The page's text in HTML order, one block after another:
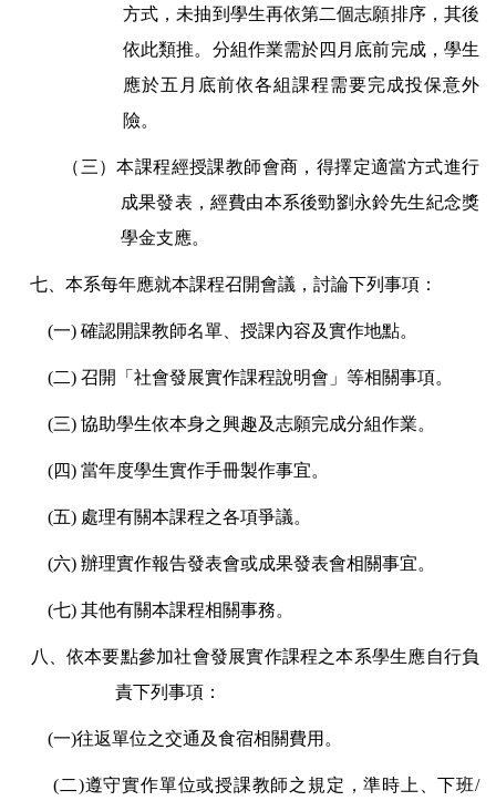
方式，未抽到學生再依第二個志願排序，其後
依此類推。分組作業需於四月底前完成，學生
應於五月底前依各組課程需要完成投保意外
險。
（三）本課程經授課教師會商，得擇定適當方式進行
成果發表，經費由本系後勁劉永鈴先生紀念獎
學金支應。
七、本系每年應就本課程召開會議，討論下列事項：
(一) 確認開課教師名單、授課內容及實作地點。
(二) 召開「社會發展實作課程說明會」等相關事項。
(三) 協助學生依本身之興趣及志願完成分組作業。
(四) 當年度學生實作手冊製作事宜。
(五) 處理有關本課程之各項爭議。
(六) 辦理實作報告發表會或成果發表會相關事宜。
(七) 其他有關本課程相關事務。
八、依本要點參加社會發展實作課程之本系學生應自行負
責下列事項：
(一)往返單位之交通及食宿相關費用。
(二)遵守實作單位或授課教師之規定，準時上、下班/